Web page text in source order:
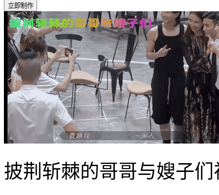
立即制作
披荆斩棘的哥哥与嫂子